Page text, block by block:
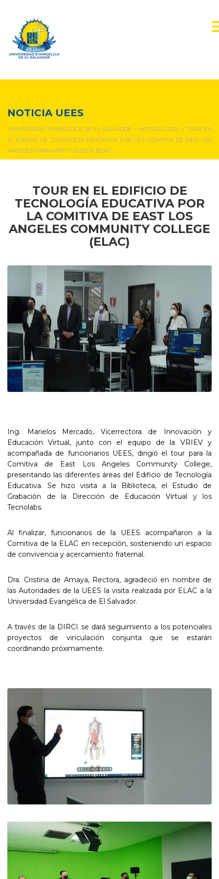
NOTICIA UEES
UNIVERSIDAD EVANGÉLICA DE EL SALVADOR > NOTICIAS 2022 > TOUR EN
EL EDIFICIO DE TECNOLOGÍA EDUCATIVA POR LA COMITIVA DE EAST LOS
ANGELES COMMUNITY COLLEGE (ELAC)
TOUR EN EL EDIFICIO DE
TECNOLOGÍA EDUCATIVA POR
LA COMITIVA DE EAST LOS
ANGELES COMMUNITY COLLEGE
(ELAC)
Ing. Marielos Mercado, Vicerrectora de Innovación y
Educación Virtual, junto con el equipo de la VRIEV y
acompañada de funcionarios UEES, dirigió el tour para la
Comitiva de East Los Angeles Community College,
presentando las diferentes áreas del Edificio de Tecnología
Educativa. Se hizo visita a la Biblioteca, el Estudio de
Grabación de la Dirección de Educación Virtual y los
Tecnolabs.
Al finalizar, funcionarios de la UEES acompañaron a la
Comitiva de la ELAC en recepción, sosteniendo un espacio
de convivencia y acercamiento fraternal.
Dra. Cristina de Amaya, Rectora, agradeció en nombre de
las Autoridades de la UEES la visita realizada por ELAC a la
Universidad Evangélica de El Salvador.
A través de la DIRCI se dará seguimiento a los potenciales
proyectos de vinculación conjunta que se estarán
coordinando próximamente.